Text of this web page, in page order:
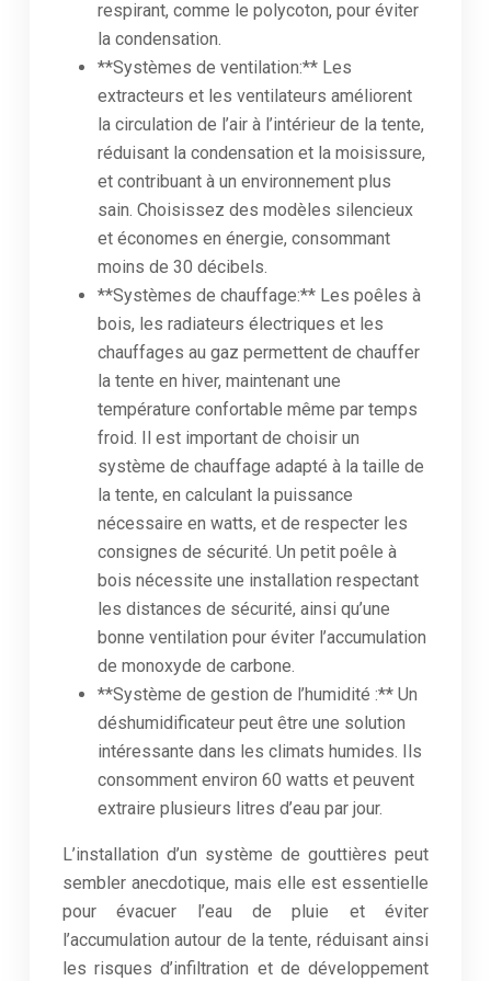
respirant, comme le polycoton, pour éviter
la condensation.
**Systèmes de ventilation:** Les
extracteurs et les ventilateurs améliorent
la circulation de l’air à l’intérieur de la tente,
réduisant la condensation et la moisissure,
et contribuant à un environnement plus
sain. Choisissez des modèles silencieux
et économes en énergie, consommant
moins de 30 décibels.
**Systèmes de chauffage:** Les poêles à
bois, les radiateurs électriques et les
chauffages au gaz permettent de chauffer
la tente en hiver, maintenant une
température confortable même par temps
froid. Il est important de choisir un
système de chauffage adapté à la taille de
la tente, en calculant la puissance
nécessaire en watts, et de respecter les
consignes de sécurité. Un petit poêle à
bois nécessite une installation respectant
les distances de sécurité, ainsi qu’une
bonne ventilation pour éviter l’accumulation
de monoxyde de carbone.
**Système de gestion de l’humidité :** Un
déshumidificateur peut être une solution
intéressante dans les climats humides. Ils
consomment environ 60 watts et peuvent
extraire plusieurs litres d’eau par jour.
L’installation d’un système de gouttières peut
sembler anecdotique, mais elle est essentielle
pour évacuer l’eau de pluie et éviter
l’accumulation autour de la tente, réduisant ainsi
les risques d’infiltration et de développement